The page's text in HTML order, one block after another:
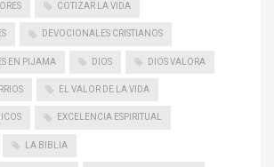
COTIZAR LA VIDA
DEVOCIONALES CRISTIANOS
EN PIJAMA DIOS DIOS VALORA
EL VALOR DE LA VIDA
EXCELENCIA ESPIRITUAL
LA BIBLIA